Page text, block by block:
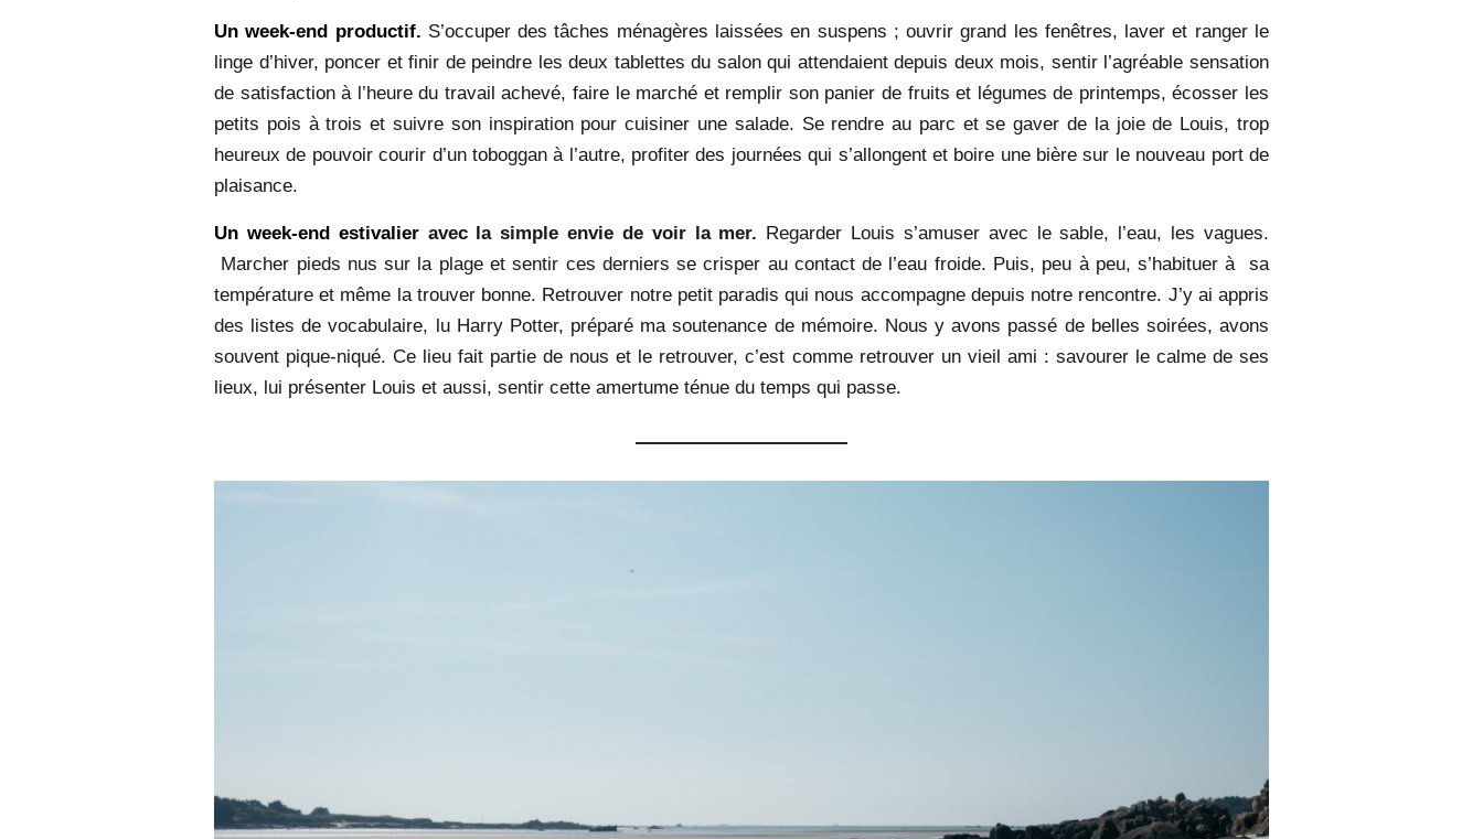
Un week-end productif. S’occuper des tâches ménagères laissées en suspens ; ouvrir grand les fenêtres, laver et ranger le
linge d’hiver, poncer et finir de peindre les deux tablettes du salon qui attendaient depuis deux mois, sentir l’agréable sensation
de satisfaction à l’heure du travail achevé, faire le marché et remplir son panier de fruits et légumes de printemps, écosser les
petits pois à trois et suivre son inspiration pour cuisiner une salade. Se rendre au parc et se gaver de la joie de Louis, trop
heureux de pouvoir courir d’un toboggan à l’autre, profiter des journées qui s’allongent et boire une bière sur le nouveau port de
plaisance.
Un week-end estivalieravec la simple envie de voir la mer. Regarder Louis s’amuser avec le sable, l’eau, les vagues.
Marcher pieds nus sur la plage et sentir ces derniers se crisper au contact de l’eau froide. Puis, peu à peu, s’habituer à sa
température et même la trouver bonne. Retrouver notre petit paradis qui nous accompagne depuis notre rencontre. J’y ai appris
des listes de vocabulaire, lu Harry Potter, préparé ma soutenance de mémoire. Nous y avons passé de belles soirées, avons
souvent pique-niqué. Ce lieu fait partie de nous et le retrouver, c’est comme retrouver un vieil ami : savourer le calme de ses
lieux, lui présenter Louis et aussi, sentir cette amertume ténue du temps qui passe.